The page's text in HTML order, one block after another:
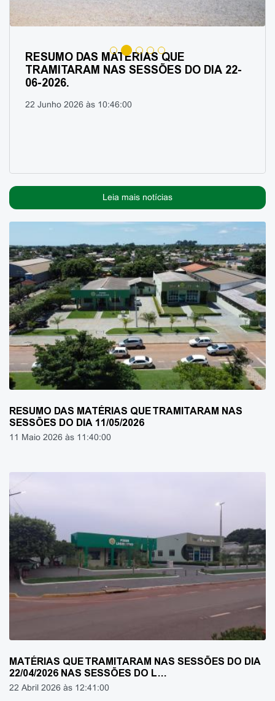
RESUMO DAS MATÉRIAS QUE
TRAMITARAM NAS SESSÕES DO DIA 22-
06-2026.
22 Junho 2026 às 10:46:00
Leia mais notícias
RESUMO DAS MATÉRIAS QUE TRAMITARAM NAS
SESSÕES DO DIA 11/05/2026
11 Maio 2026 às 11:40:00
MATÉRIAS QUE TRAMITARAM NAS SESSÕES DO DIA
22/04/2026 NAS SESSÕES DO L…
22 Abril 2026 às 12:41:00